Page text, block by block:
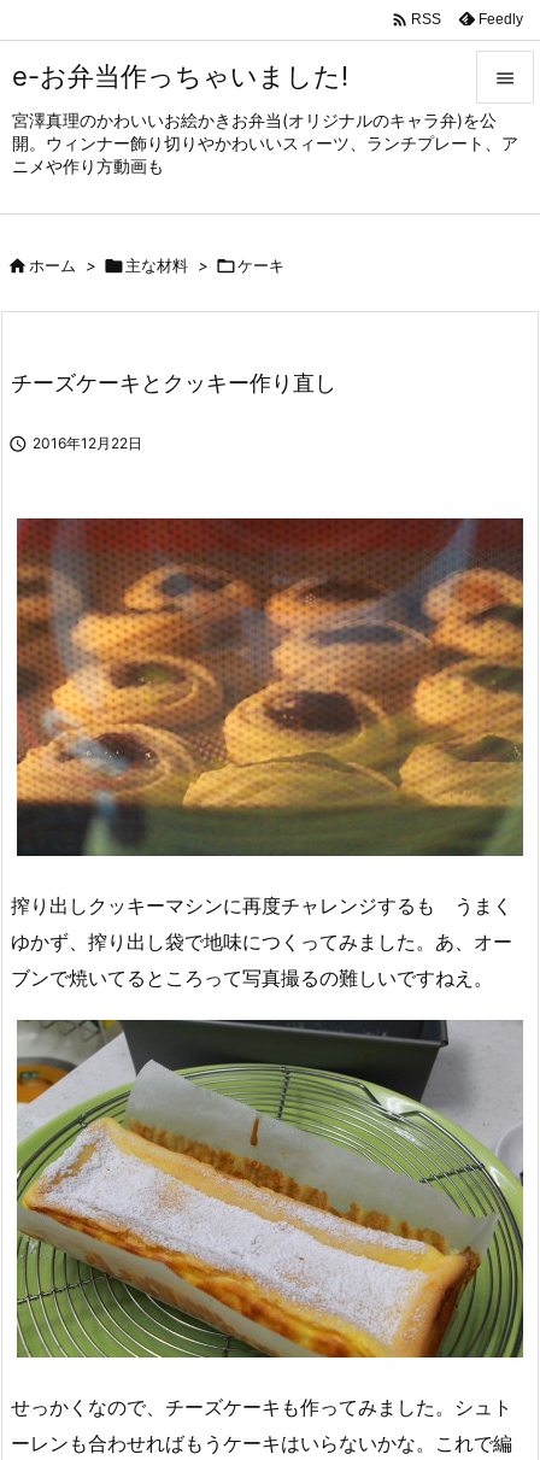
e-お弁当作っちゃいました!
宮澤真理のかわいいお絵かきお弁当(オリジナルのキャラ弁)を公
開。ウィンナー飾り切りやかわいいスィーツ、ランチプレート、ア
ニメや作り方動画も


メニュ
サイド

 RSS Feedly
ホーム > 主な材料 > ケーキ
チーズケーキとクッキー作り直し
 2016年12月22日
搾り出しクッキーマシンに再度チャレンジするも うまく
ゆかず、搾り出し袋で地味につくってみました。あ、オー
ブンで焼いてるところって写真撮るの難しいですねえ。
せっかくなので、チーズケーキも作ってみました。シュト
ーレンも合わせればもうケーキはいらないかな。これで編